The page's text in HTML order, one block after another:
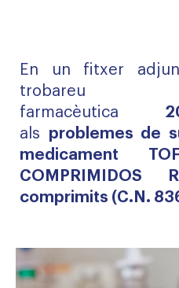
En un fitxer
farmacèutica
als problemes de
medicament
COMPRIMIDOS
comprimits (C.N.